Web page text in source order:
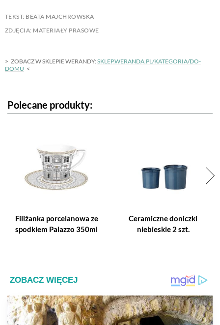
TEKST: BEATA MAJCHROWSKA
ZDJĘCIA: MATERIAŁY PRASOWE
ZOBACZ W SKLEPIE WERANDY:SKLEP.WERANDA.PL/KATEGORIA/DO-
DOMU
Polecane produkty:
Filiżanka porcelanowa ze
spodkiem Palazzo 350ml
Ceramiczne doniczki
niebieskie 2 szt.